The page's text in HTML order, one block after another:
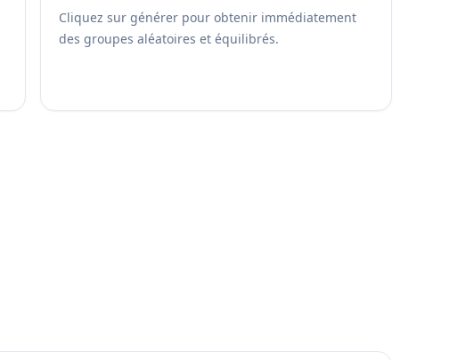
Cliquez sur générer pour obtenir immédiatement
des groupes aléatoires et équilibrés.